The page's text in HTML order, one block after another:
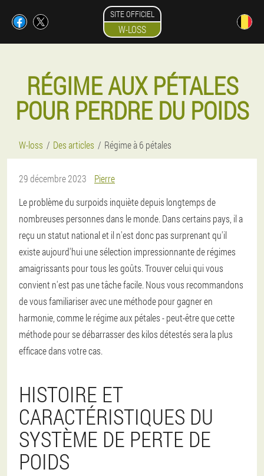
SITE OFFICIEL
W-LOSS
RÉGIME AUX PÉTALES
POUR PERDRE DU POIDS
W-loss Des articles Régime à 6 pétales
29 décembre 2023
Pierre
Le problème du surpoids inquiète depuis longtemps de
nombreuses personnes dans le monde. Dans certains pays, il a
reçu un statut national et il n'est donc pas surprenant qu'il
existe aujourd'hui une sélection impressionnante de régimes
amaigrissants pour tous les goûts. Trouver celui qui vous
convient n'est pas une tâche facile. Nous vous recommandons
de vous familiariser avec une méthode pour gagner en
harmonie, comme le régime aux pétales - peut-être que cette
méthode pour se débarrasser des kilos détestés sera la plus
efficace dans votre cas.
HISTOIRE ET
CARACTÉRISTIQUES DU
SYSTÈME DE PERTE DE
POIDS